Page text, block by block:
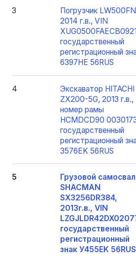
3
Погрузчик
2014 г.в., VIN
государственный
регистрационный
6397HE 56RUS
4
Экскаватор HITACHI
ZX200-5G, 2013 г.в.,
номер рамы
HCMDCD90
государственный
регистрационный
3576EK 56RUS
5
Грузовой самосвал
SHACMAN
SX3256DR384,
2013г.в., VIN
государственный
регистрационный
знак У455EK 56RUS